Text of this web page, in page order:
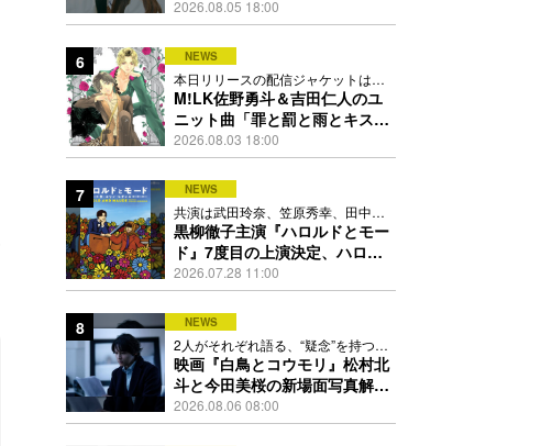
かす互いの推しポイント
2026.08.05 18:00
6 NEWS
本日リリースの配信ジャケットは
PEACH-PITが描き下ろし
M!LK佐野勇斗＆吉田仁人のユ
ニット曲「罪と罰と雨とキス」
MV公開、2人が霧雨と共に舞い
踊る
2026.08.03 18:00
7 NEWS
共演は武田玲奈、笠原秀幸、田中要
次、井川遥
黒柳徹子主演『ハロルドとモー
ド』7度目の上演決定、ハロル
ド役はKEY TO LIT岩﨑大昇
2026.07.28 11:00
8 NEWS
2人がそれぞれ語る、“疑念”を持つこ
との苦しさとは
映画『白鳥とコウモリ』松村北
斗と今田美桜の新場面写真解
禁、事件前後で一変する表情捉
えた全4点
2026.08.06 08:00